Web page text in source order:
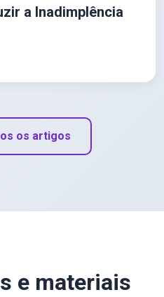
a Inadimplência
os artigos
e materiais